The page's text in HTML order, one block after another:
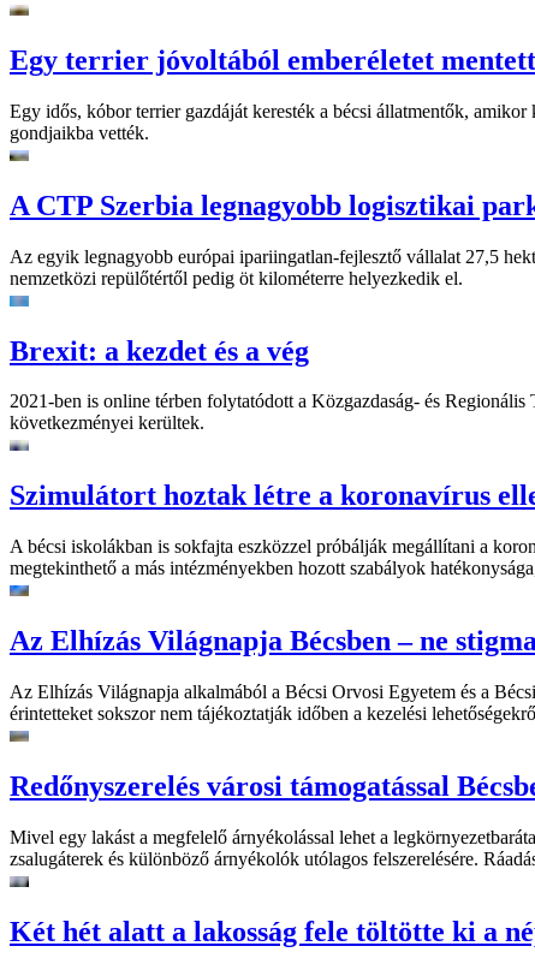
Egy terrier jóvoltából emberéletet
Egy idős, kóbor terrier gazdáját keresték a bécsi állatmentők,
gondjaikba vették.
A CTP Szerbia legnagyobb logisztikai
Az egyik legnagyobb európai ipariingatlan-fejlesztő vállalat 27,5
nemzetközi repülőtértől pedig öt kilométerre helyezkedik el.
Brexit: a kezdet és a vég
2021-ben is online térben folytatódott a Közgazdaság- és
következményei kerültek.
Szimulátort hoztak létre a koronavírus
A bécsi iskolákban is sokfajta eszközzel próbálják megállítani a
megtekinthető a más intézményekben hozott szabályok
Az Elhízás Világnapja Bécsben – ne
Az Elhízás Világnapja alkalmából a Bécsi Orvosi Egyetem és a
érintetteket sokszor nem tájékoztatják időben a kezelési
Redőnyszerelés városi támogatással
Mivel egy lakást a megfelelő árnyékolással lehet a
zsalugáterek és különböző árnyékolók utólagos felszerelésére.
Két hét alatt a lakosság fele töltötte ki a